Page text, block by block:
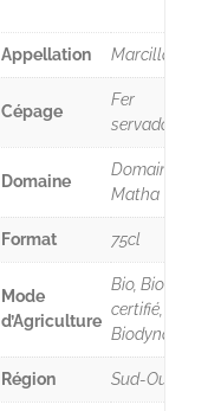
Appellation Marcillac
Cépage
Fer
servadou
Domaine
Domaine
Matha
Format 75cl
Mode
d’Agriculture
Bio, Bio
certifié,
Biodynamie
Région Sud-Ouest